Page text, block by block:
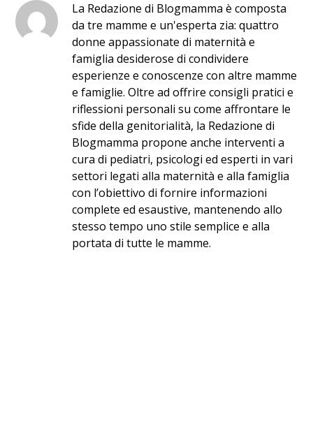
La Redazione di Blogmamma è composta
da tre mamme e un'esperta zia: quattro
donne appassionate di maternità e
famiglia desiderose di condividere
esperienze e conoscenze con altre mamme
e famiglie. Oltre ad offrire consigli pratici e
riflessioni personali su come affrontare le
sfide della genitorialità, la Redazione di
Blogmamma propone anche interventi a
cura di pediatri, psicologi ed esperti in vari
settori legati alla maternità e alla famiglia
con l’obiettivo di fornire informazioni
complete ed esaustive, mantenendo allo
stesso tempo uno stile semplice e alla
portata di tutte le mamme.